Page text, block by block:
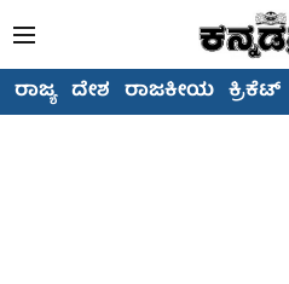
ರಾಜ್ಯ ದೇಶ ರಾಜಕೀಯ ಕ್ರಿಕೆಟ್